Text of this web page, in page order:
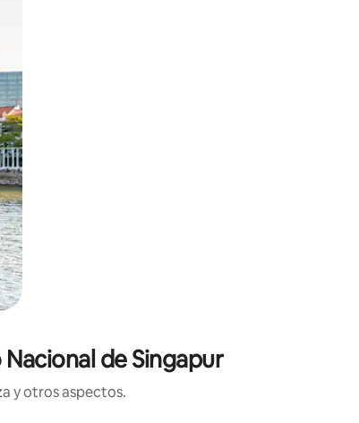
el dedo.
de Singapur
y otros aspectos.